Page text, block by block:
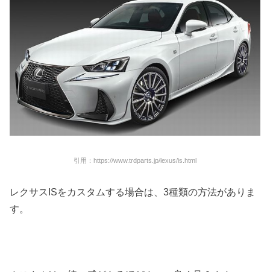
引用：https://www.trdparts.jp/lexus/is.html
レクサスISをカスタムする場合は、3種類の方法がありま
す。